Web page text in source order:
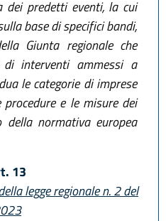
dei predetti eventi, la cui
base di specifici bandi,
Giunta regionale che
interventi ammessi a
le categorie di imprese
e le misure dei
normativa europea
13
legge regionale n. 2 del